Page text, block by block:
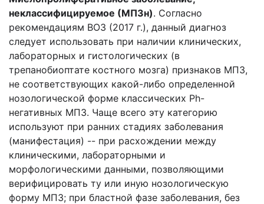
неклассифицируемое (МПЗн). Согласно
рекомендациям ВОЗ (2017 г.), данный диагноз
следует использовать при наличии клинических,
лабораторных и гистологических (в
трепанобиоптате костного мозга) признаков МПЗ,
не соответствующих какой-либо определенной
нозологической форме классических Ph-
негативных МПЗ. Чаще всего эту категорию
используют при ранних стадиях заболевания
(манифестация) -- при расхождении между
клиническими, лабораторными и
морфологическими данными, позволяющими
верифицировать ту или иную нозологическую
форму МПЗ; при бластной фазе заболевания, без